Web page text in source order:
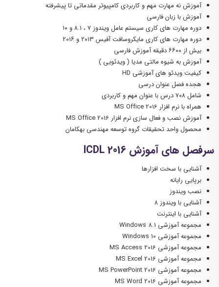
آموزش نه مهارت مهم و کاربردی کامپیوتر مقدماتی تا پیشرفته
آموزش با زبان فارسی
دوره مهارت های کاری سیستم عامل ویندوز ۷ ، ۸.۱ و ۱۰
دوره مهارت های کاری مایکروسافت آفیس ۲۰۱۳ و ۲۰۱۶
بیش از ۶۶۰۰ دقیقه آموزش فارسی
آموزش به شیوه مالتی مدیا ( ویدئویی )
کیفیت ویدئو های آموزشی HD
هجده فصل عنوان درسی
شامل ۷۰۸ درس با عنوان مهم و کاربردی
همراه با نرم افزار MS Office 2016
آموزش نصب و فعال سازی نرم افزار MS Office 2016
محصول واحد تحقیقات گروه توسعه مهندسی بهکامان
سرفصل های آموزش ICDL 2016
آشنایی با سخت افزارها
برپایی رایانه
نصب ویندوز
آشنایی با ویندوز ۸
آشنایی با اینترنت
مجموعه آموزشی Windows 8.1
مجموعه آموزشی Windows 10
مجموعه آموزشی MS Access 2016
مجموعه آموزشی MS Excel 2016
مجموعه آموزشی MS PowerPoint 2016
مجموعه آموزشی MS Word 2016